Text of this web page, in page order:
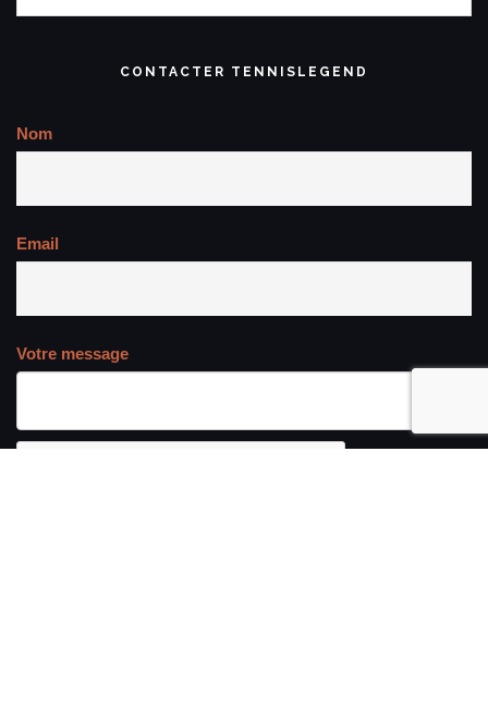
CONTACTER TENNISLEGEND
Nom
Email
Votre message